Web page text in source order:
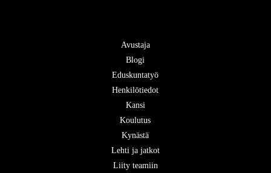
Avustaja
Blogi
Eduskuntatyö
Henkilötiedot
Kansi
Koulutus
Kynästä
Lehti ja jatkot
Liity teamiin